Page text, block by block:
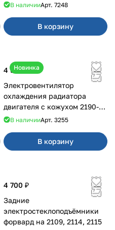
В наличииАрт. 7248
В корзину
Новинка
4 550 ₽
Электровентилятор
охлаждения радиатора
двигателя с кожухом 2190-
2194 н/о с кондиционером
В наличииАрт. 3255
В корзину
4 700 ₽
Задние
электростеклоподъёмники
форвард на 2109, 2114, 2115